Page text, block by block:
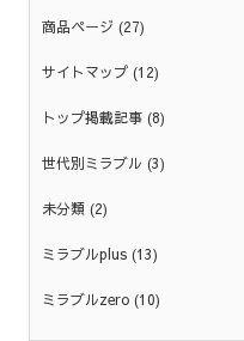
商品ページ (27)
サイトマップ (12)
トップ掲載記事 (8)
世代別ミラブル (3)
未分類 (2)
ミラブルplus (13)
ミラブルzero (10)